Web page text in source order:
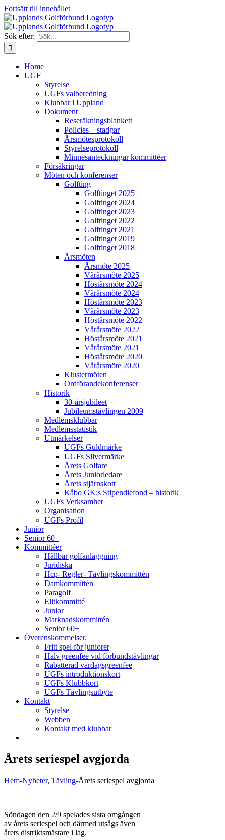
Fortsätt till innehållet
Sök efter:
Home
UGF
Styrelse
UGFs valberedning
Klubbar i Uppland
Dokument
Reseräkningsblankett
Policies – stadgar
Årsmötesprotokoll
Styrelseprotokoll
Minnesanteckningar kommittéer
Försäkringar
Möten och konferenser
Golfting
Golftinget 2025
Golftinget 2024
Golftinget 2023
Golftinget 2022
Golftinget 2021
Golftinget 2019
Golftinget 2018
Årsmöten
Årsmöte 2025
Vårårsmöte 2025
Höstårsmöte 2024
Vårårsmöte 2024
Höstårsmöte 2023
Vårårsmöte 2023
Höstårsmöte 2022
Vårårsmöte 2022
Höstårsmöte 2021
Vårårsmöte 2021
Höstårsmöte 2020
Vårårsmöte 2020
Klustermöten
Ordförandekonferenser
Historik
30-årsjubileet
Jubileumstävlingen 2009
Medlemsklubbar
Medlemsstatistik
Utmärkelser
UGFs Guldmärke
UGFs Silvermärke
Årets Golfare
Årets Juniorledare
Årets stjärnskott
Kåbo GK:s Stipendiefond – historik
UGFs Verksamhet
Organisation
UGFs Profil
Junior
Senior 60+
Kommittéer
Hållbar golfanläggning
Juridiska
Hcp- Regler- Tävlingskommittén
Damkommittén
Paragolf
Elitkommitté
Junior
Marknadskommittén
Senior 60+
Överenskommelser.
Fritt spel för juniorer
Halv greenfee vid förbundstävlingar
Rabatterad vardagsgreenfee
UGFs introduktionskort
UGFs Klubbkort
UGFs Tävlingsutbyte
Kontakt
Styrelse
Webben
Kontakt med klubbar
Årets seriespel avgjorda
Hem-Nyheter, Tävling-Årets seriespel avgjorda
Söndagen den 2/9 spelades sista omgången
av årets seriespel och därmed utsågs även
årets distriktsmästare i lag.